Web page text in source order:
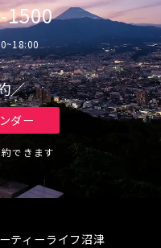
1500
／
ダー
できます
ティーライフ沼津